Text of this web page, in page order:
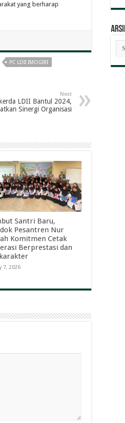
yang berharap
PC LDII IMOGIRI
Next
LDII Bantul 2024,
Sinergi Organisasi
Santri Baru,
Pesantren Nur
Komitmen Cetak
Berprestasi dan
7, 2026